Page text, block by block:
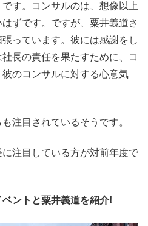
す。コンサルのは、想像以上
ずです。ですが、粟井義道さ
っています。彼には感謝をし
長の責任を果たすために、コ
のコンサルに対する心意気
注目されているそうです。
注目している方が対前年度で
ントと粟井義道を紹介!